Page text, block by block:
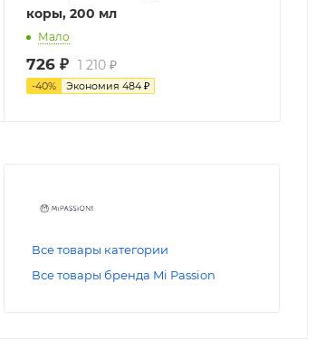
коры, 200 мл
Мало
726₽ 1 210₽
-40% Экономия 484₽
Все товары категории
Все товары бренда Mi Passion